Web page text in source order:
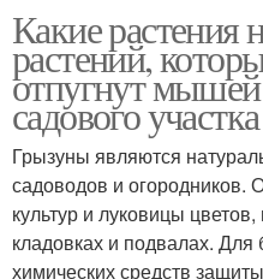
Какие
растений,
отпугнут
садового участка
Грызуны являются
садоводов и огородников.
культур и луковицы
кладовках и подвалах.
химических средств